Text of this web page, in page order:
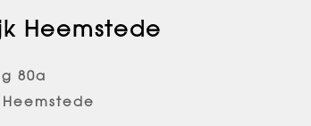
Heemstede
80a
Heemstede